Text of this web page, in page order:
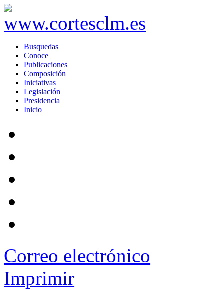
Busquedas
Conoce
Publicaciones
Composición
Iniciativas
Legislación
Presidencia
Inicio
Correo electrónico
Imprimir